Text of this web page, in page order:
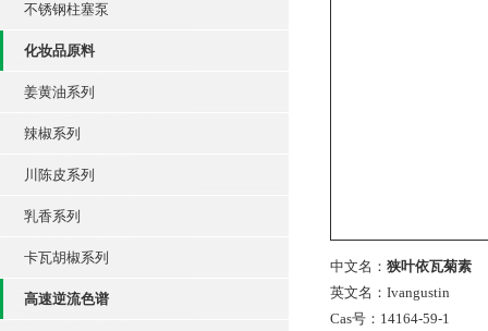
不锈钢柱塞泵
化妆品原料
姜黄油系列
辣椒系列
川陈皮系列
乳香系列
卡瓦胡椒系列
高速逆流色谱
中文名： 狭叶依瓦菊素
英文名：Ivangustin
Cas号：14164-59-1